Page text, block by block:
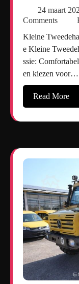
24 maart
Comments
Kleine Tweedehands Auto Met Automatische Transmissi
e Kleine
ssie:
en kiezen voor…
Read More